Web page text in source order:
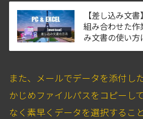
【差し込み文
組み合わせた
み文書の使い方
また、メールでデータを添付し
かじめファイルパスをコピーし
なく素早くデータを選択するこ